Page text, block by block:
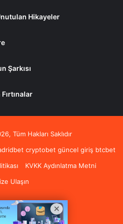
Hikayeler
Şarkısı
Tüm Hakları Saklıdır
cryptobet güncel giriş btcbet
KVKK Aydınlatma Metni
Ulaşın
Instagram
RSS